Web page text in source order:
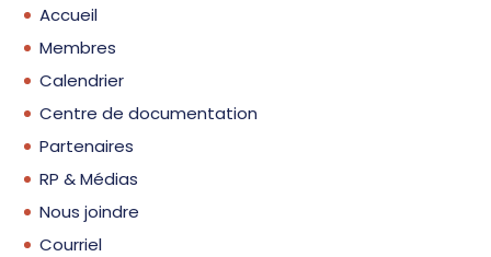
Accueil
Membres
Calendrier
Centre de documentation
Partenaires
RP & Médias
Nous joindre
Courriel